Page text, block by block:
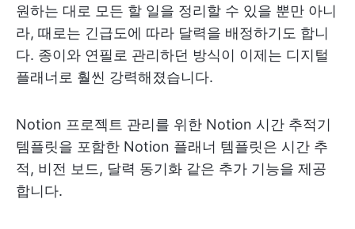
원하는 대로 모든 할 일을 정리할 수 있을 뿐만 아니
라, 때로는 긴급도에 따라 달력을 배정하기도 합니
다. 종이와 연필로 관리하던 방식이 이제는 디지털
플래너로 훨씬 강력해졌습니다.
Notion 프로젝트 관리를 위한 Notion 시간 추적기
템플릿을 포함한 Notion 플래너 템플릿은 시간 추
적, 비전 보드, 달력 동기화 같은 추가 기능을 제공
합니다.